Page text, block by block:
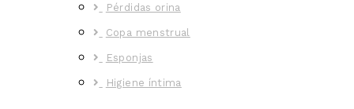
Pérdidas orina
Copa menstrual
Esponjas
Higiene íntima